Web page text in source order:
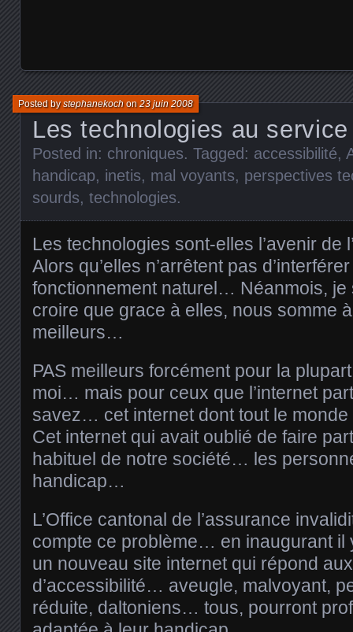
Les technologies au
Posted bystephanekochon23 juin 2008
Posted in: chroniques. Tagged: accessibilité,
handicap, inetis, mal voyants, perspectives
sourds, technologies.
Les technologies sont-elles l’avenir de
Alors qu’elles n’arrêtent pas
fonctionnement naturel… Néanmois, je
croire que grace à elles, nous somme à
meilleurs…
PAS meilleurs forcément pour la
moi… mais pour ceux que l’internet
savez… cet internet dont tout le
Cet internet qui avait oublié de faire
habituel de notre société… les
handicap…
L’Office cantonal de l’assurance
compte ce problème… en inaugurant il
un nouveau site internet qui répond
d’accessibilité… aveugle, malvoyant,
réduite, daltoniens… tous, pourront